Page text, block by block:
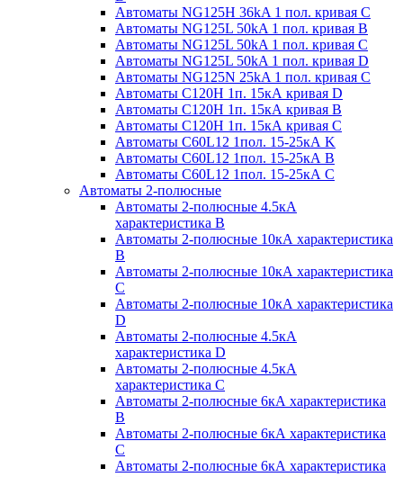
Автоматы NG125H 36kA 1 пол. кривая C
Автоматы NG125L 50kA 1 пол. кривая B
Автоматы NG125L 50kA 1 пол. кривая C
Автоматы NG125L 50kA 1 пол. кривая D
Автоматы NG125N 25kA 1 пол. кривая C
Автоматы С120H 1п. 15кА кривая D
Автоматы С120H 1п. 15кА кривая В
Автоматы С120H 1п. 15кА кривая С
Автоматы С60L12 1пол. 15-25кА K
Автоматы С60L12 1пол. 15-25кА В
Автоматы С60L12 1пол. 15-25кА С
Автоматы 2-полюсные
Автоматы 2-полюсные 4.5кА
характеристика В
Автоматы 2-полюсные 10кА характеристика
B
Автоматы 2-полюсные 10кА характеристика
C
Автоматы 2-полюсные 10кА характеристика
D
Автоматы 2-полюсные 4.5кА
характеристика D
Автоматы 2-полюсные 4.5кА
характеристика С
Автоматы 2-полюсные 6кА характеристика
B
Автоматы 2-полюсные 6кА характеристика
C
Автоматы 2-полюсные 6кА характеристика